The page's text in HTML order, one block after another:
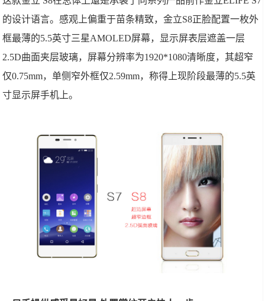
的设计语言。感观上偏重于苗条精致，金立S8正脸配置一枚外
框最薄的5.5英寸三星AMOLED屏幕，显示屏表层遮盖一层
2.5D曲面夹层玻璃，屏幕分辨率为1920*1080清晰度，其超窄
仅0.75mm，单侧窄外框仅2.59mm，称得上现阶段最薄的5.5英
寸显示屏手机上。